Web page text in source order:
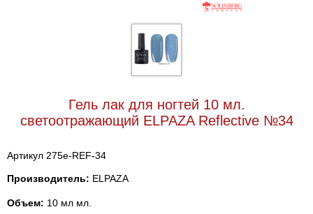
Гель лак для ногтей 10 мл.
светоотражающий ELPAZA Reflective №34
Артикул 275e-REF-34
Производитель: ELPAZA
Объем: 10 мл мл.